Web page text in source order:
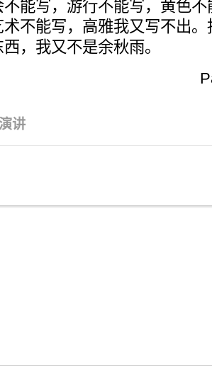
能写，游行不能写，黄色
不能写，高雅我又写不出
，我又不是余秋雨。
讲